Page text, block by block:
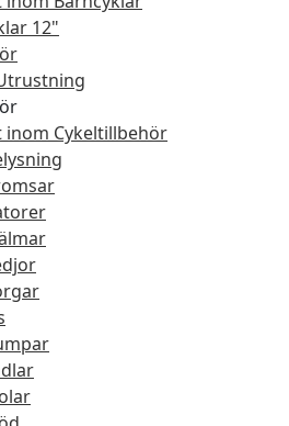
12"
inom Cykeltillbehör